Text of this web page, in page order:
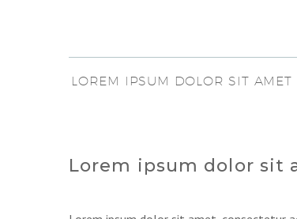
LOREM IPSUM DOLOR SIT AMET
Lorem ipsum dolor sit